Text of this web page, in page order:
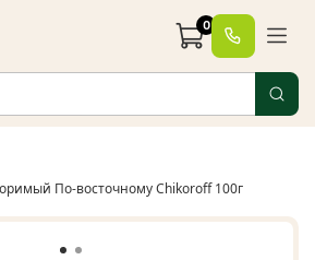
0
По-восточному Сhikoroff 100г